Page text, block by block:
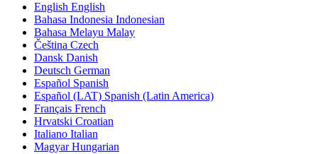
English English
Bahasa Indonesia Indonesian
Bahasa Melayu Malay
Čeština Czech
Dansk Danish
Deutsch German
Español Spanish
Español (LAT) Spanish (Latin America)
Français French
Hrvatski Croatian
Italiano Italian
Magyar Hungarian